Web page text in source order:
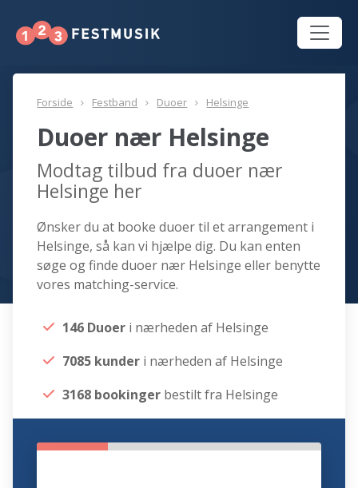
Forside Festband Duoer Helsinge
Duoer nær Helsinge
Modtag tilbud fra duoer nær
Helsinge her
Ønsker du at booke duoer til et arrangement i
Helsinge, så kan vi hjælpe dig. Du kan enten
søge og finde duoer nær Helsinge eller benytte
vores matching-service.
146 Duoer i nærheden af Helsinge
7085 kunder i nærheden af Helsinge
3168 bookinger bestilt fra Helsinge